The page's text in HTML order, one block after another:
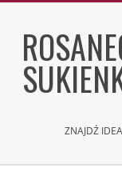
content
ZNAJDŹ